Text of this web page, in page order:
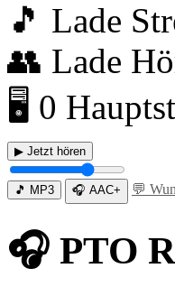
🎵 Lade
👥 Lade
🖥 0
▶ Jetzt hören
🎵 MP3 🎧 AAC+ 💬
🎧 PTO